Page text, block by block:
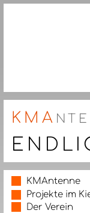
KMA
KMAntenne
Projekte im
Der Verein